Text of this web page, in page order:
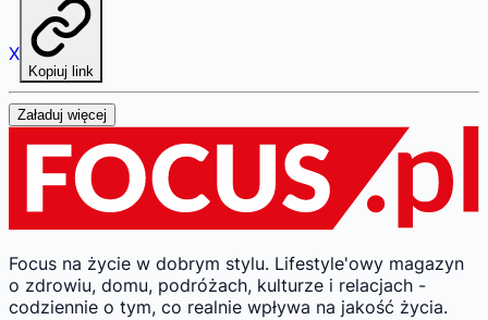
X
Kopiuj link
Załaduj więcej
Focus na życie w dobrym stylu. Lifestyle'owy magazyn
o zdrowiu, domu, podróżach, kulturze i relacjach -
codziennie o tym, co realnie wpływa na jakość życia.